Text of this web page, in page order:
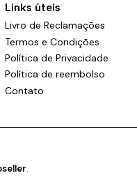
Links úteis
Livro de Reclamações
Termos e Condições
Política de Privacidade
Política de reembolso
Contato
.